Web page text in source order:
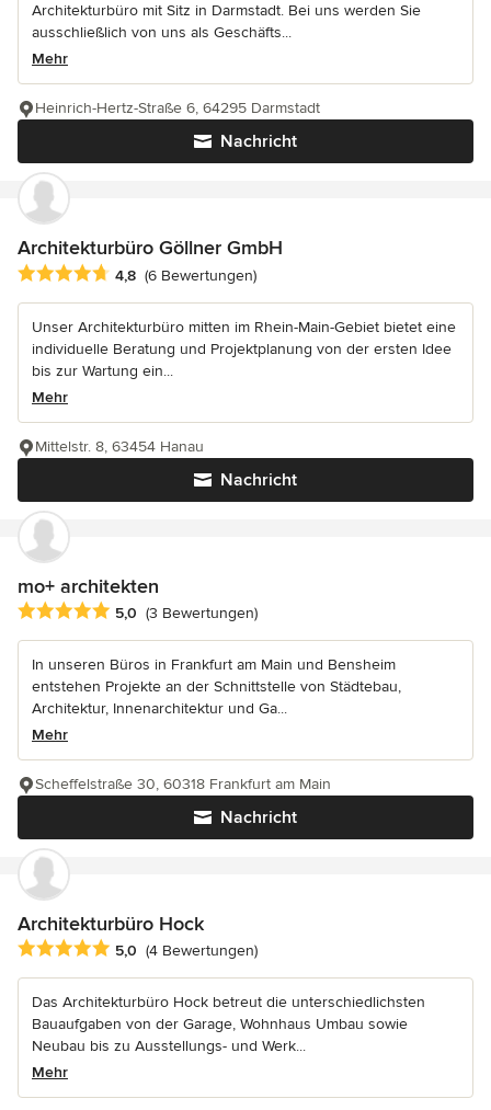
Architekturbüro mit Sitz in Darmstadt. Bei uns werden Sie
ausschließlich von uns als Geschäfts...
Mehr
Nachricht
Heinrich-Hertz-Straße 6, 64295 Darmstadt
Architekturbüro Göllner GmbH
Durchschnittliche Bewertung: 4.8 von 5 Sternen
4,8 (6 Bewertungen)
Unser Architekturbüro mitten im Rhein-Main-Gebiet bietet eine
individuelle Beratung und Projektplanung von der ersten Idee
bis zur Wartung ein...
Mehr
Nachricht
Mittelstr. 8, 63454 Hanau
mo+ architekten
Durchschnittliche Bewertung: 5 von 5 Sternen
5,0 (3 Bewertungen)
In unseren Büros in Frankfurt am Main und Bensheim
entstehen Projekte an der Schnittstelle von Städtebau,
Architektur, Innenarchitektur und Ga...
Mehr
Nachricht
Scheffelstraße 30, 60318 Frankfurt am Main
Architekturbüro Hock
Durchschnittliche Bewertung: 5 von 5 Sternen
5,0 (4 Bewertungen)
Das Architekturbüro Hock betreut die unterschiedlichsten
Bauaufgaben von der Garage, Wohnhaus Umbau sowie
Neubau bis zu Ausstellungs- und Werk...
Mehr